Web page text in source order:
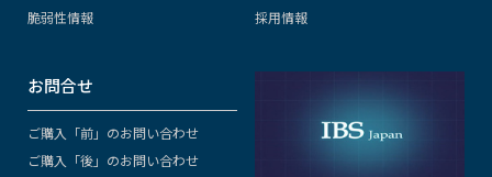
脆弱性情報
採用情報
お問合せ
ご購入「前」のお問い合わせ
ご購入「後」のお問い合わせ